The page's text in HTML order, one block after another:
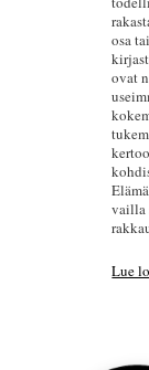
osa
ovat
vailla
Lue